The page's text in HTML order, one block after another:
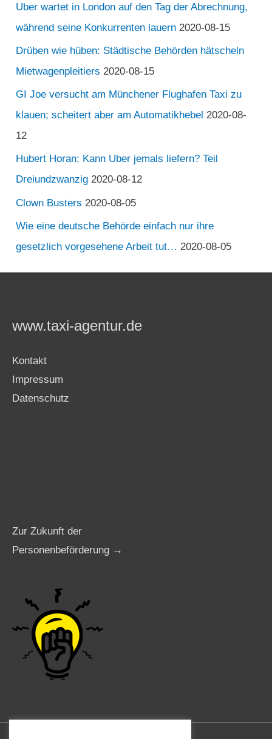
Uber wartet in London auf den Tag der Abrechnung,
während seine Konkurrenten lauern 2020-08-15
Drüben wie hüben: Städtische Behörden hätscheln
Mietwagenpleitiers 2020-08-15
GI Joe versucht am Münchener Flughafen Taxi zu
klauen; scheitert aber am Automatikhebel 2020-08-
12
Hubert Horan: Kann Uber jemals liefern? Teil
Dreiundzwanzig 2020-08-12
Clown Busters 2020-08-05
Wie eine deutsche Behörde einfach nur ihre
gesetzlich vorgesehene Arbeit tut… 2020-08-05
www.taxi-agentur.de
Kontakt
Impressum
Datenschutz
Zur Zukunft der
Personenbeförderung →